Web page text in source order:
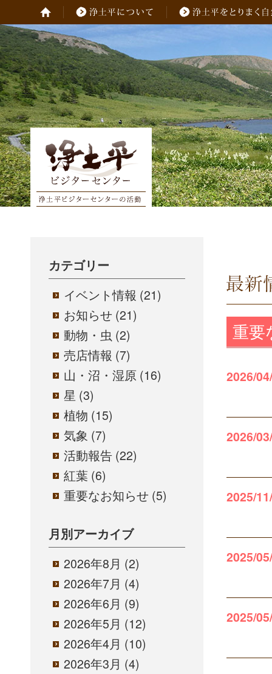
カテゴリー
イベント情報 (21)
お知らせ (21)
動物・虫 (2)
売店情報 (7)
山・沼・湿原 (16)
星 (3)
植物 (15)
気象 (7)
活動報告 (22)
紅葉 (6)
重要なお知らせ (5)
月別アーカイブ
2026年8月 (2)
2026年7月 (4)
2026年6月 (9)
2026年5月 (12)
2026年4月 (10)
2026年3月 (4)
「浄土
重要
2026/
2026/
2025/
2025/
2025/